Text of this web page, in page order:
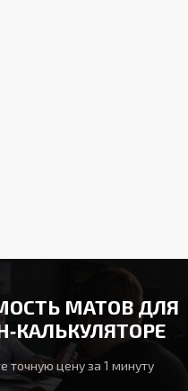
МАТОВ ДЛЯ
точную цену за 1 минуту